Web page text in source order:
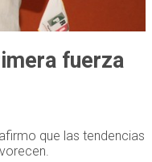
fuerza
que las tendencias